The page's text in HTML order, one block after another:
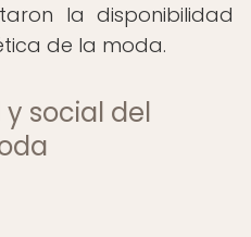
la disponibilidad
de la moda.
social del